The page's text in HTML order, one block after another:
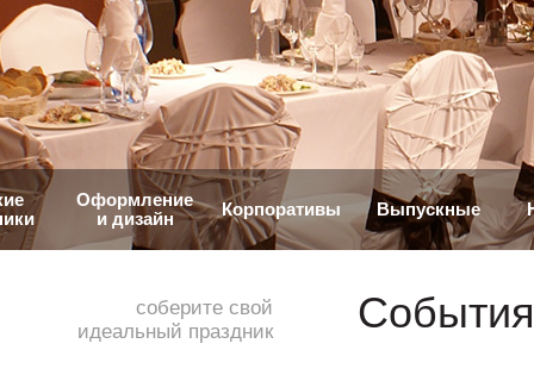
Оформление
и дизайн
Корпоративы Выпускные
соберите свой
идеальный праздник